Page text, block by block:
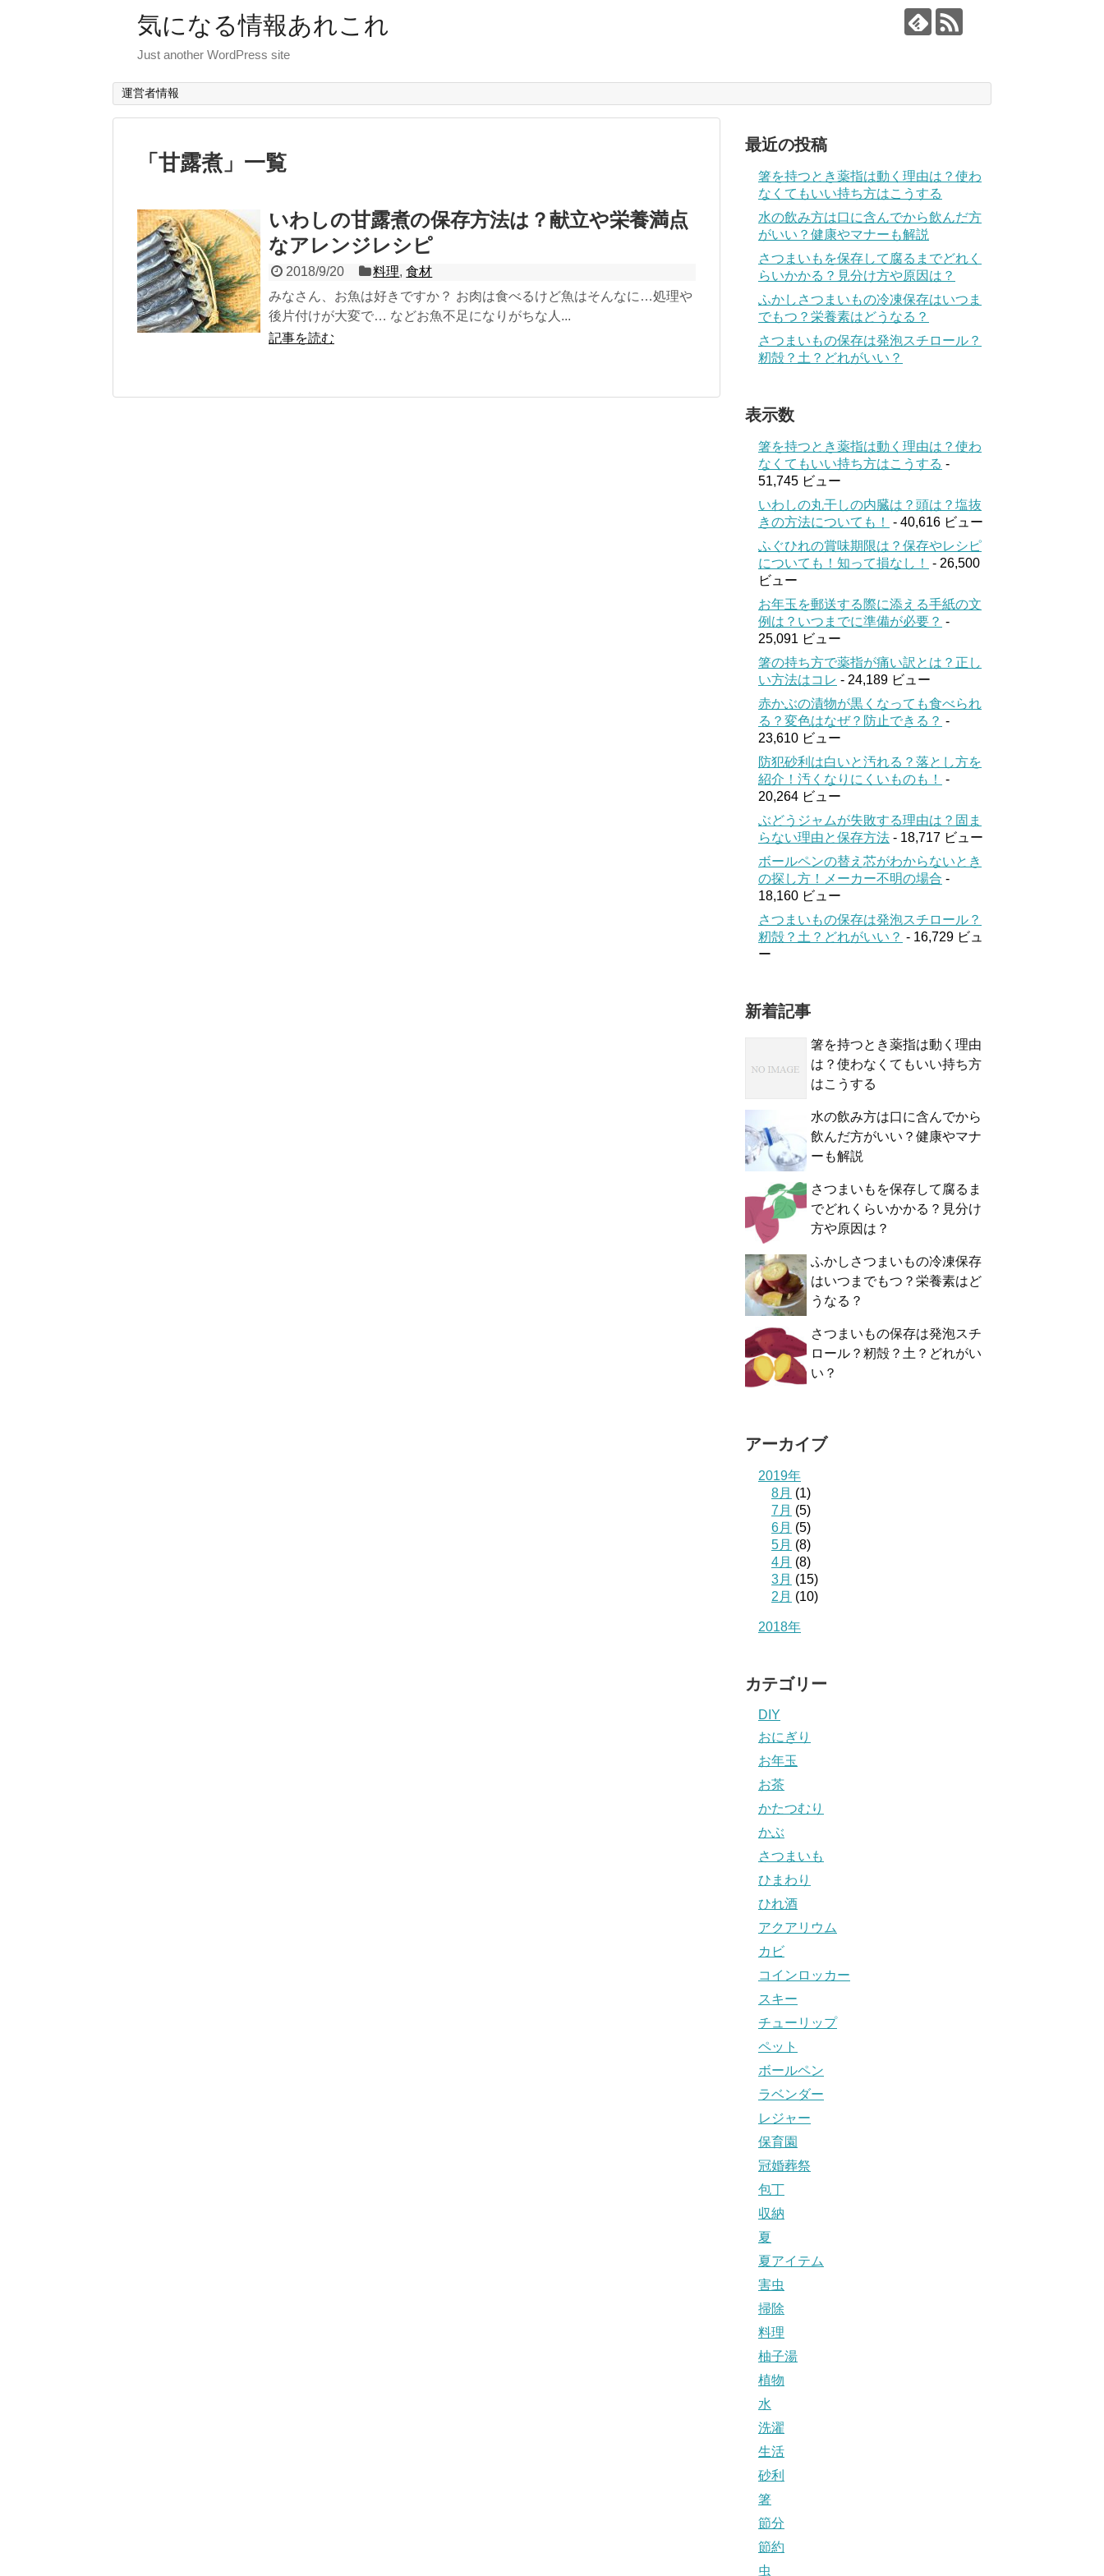
気になる情報あれこれ
Just another WordPress site
運営者情報
「 甘露煮 」 一覧
いわしの甘露煮の保存方法は？献立や栄養満点
なアレンジレシピ
2018/9/20 料理,食材
みなさん、お魚は好きですか？ お肉は食べるけど魚はそんなに…処理や
後片付けが大変で… などお魚不足になりがちな人...
記事を読む
最近の投稿
箸を持つとき薬指は動く理由は？使わ
なくてもいい持ち方はこうする
水の飲み方は口に含んでから飲んだ方
がいい？健康やマナーも解説
さつまいもを保存して腐るまでどれく
らいかかる？見分け方や原因は？
ふかしさつまいもの冷凍保存はいつま
でもつ？栄養素はどうなる？
さつまいもの保存は発泡スチロール？
籾殻？土？どれがいい？
表示数
箸を持つとき薬指は動く理由は？使わ
なくてもいい持ち方はこうする -
51,745 ビュー
いわしの丸干しの内臓は？頭は？塩抜
きの方法についても！
- 40,616 ビュー
ふぐひれの賞味期限は？保存やレシピ
についても！知って損なし！
- 26,500
ビュー
お年玉を郵送する際に添える手紙の文
例は？いつまでに準備が必要？ -
25,091 ビュー
箸の持ち方で薬指が痛い訳とは？正し
い方法はコレ - 24,189 ビュー
赤かぶの漬物が黒くなっても食べられ
る？変色はなぜ？防止できる？ -
23,610 ビュー
防犯砂利は白いと汚れる？落とし方を
紹介！汚くなりにくいものも！
-
20,264 ビュー
ぶどうジャムが失敗する理由は？固ま
らない理由と保存方法 - 18,717 ビュー
ボールペンの替え芯がわからないとき
の探し方！メーカー不明の場合 -
18,160 ビュー
さつまいもの保存は発泡スチロール？
籾殻？土？どれがいい？ - 16,729 ビュ
ー
新着記事
箸を持つとき薬指は動く理由
は？使わなくてもいい持ち方
はこうする
水の飲み方は口に含んでから
飲んだ方がいい？健康やマナ
ーも解説
さつまいもを保存して腐るま
でどれくらいかかる？見分け
方や原因は？
ふかしさつまいもの冷凍保存
はいつまでもつ？栄養素はど
うなる？
さつまいもの保存は発泡スチ
ロール？籾殻？土？どれがい
い？
アーカイブ
2019年
8月 (1)
7月 (5)
6月 (5)
5月 (8)
4月 (8)
3月 (15)
2月 (10)
2018年
カテゴリー
DIY
おにぎり
お年玉
お茶
かたつむり
かぶ
さつまいも
ひまわり
ひれ酒
アクアリウム
カビ
コインロッカー
スキー
チューリップ
ペット
ボールペン
ラベンダー
レジャー
保育園
冠婚葬祭
包丁
収納
夏
夏アイテム
害虫
掃除
料理
柚子湯
植物
水
洗濯
生活
砂利
箸
節分
節約
虫